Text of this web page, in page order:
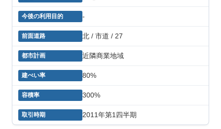
-
北 / 市道 / 27
近隣商業地域
80%
300%
2011年第1四半期